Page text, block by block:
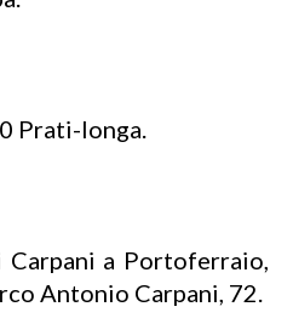
Prati-longa.
a Portoferraio,
Antonio Carpani, 72.